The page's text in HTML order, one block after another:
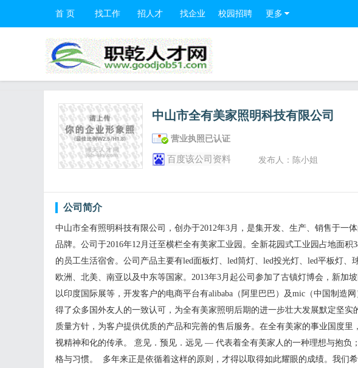
首 页 找工作 招人才 找企业 校园招聘 更多
中山市全有美家照明科技有限公司
营业执照已认证
百度该公司资料 发布人：陈小姐
公司简介
中山市全有照明科技有限公司，创办于2012年3月，是集开发、生产、销售于一
品牌。公司于2016年12月迁至横栏全有美家工业园。全新花园式工业园占地面
的员工生活宿舍。公司产品主要有led面板灯、led筒灯、led投光灯、led平板灯
欧洲、北美、南亚以及中东等国家。2013年3月起公司参加了古镇灯博会，新加
以印度国际展等，开发客户的电商平台有alibaba（阿里巴巴）及mic（中国制造
得了众多国外友人的一致认可，为全有美家照明后期的进一步壮大发展默定坚
质量方针，为客户提供优质的产品和完善的售后服务。在全有美家的事业国度
视精神和化的传承。 意见．预见．远见 — 代表着全有美家人的一种理想与抱
格与习惯。 多年来正是依循着这样的原则，才得以取得如此耀眼的成绩。我们